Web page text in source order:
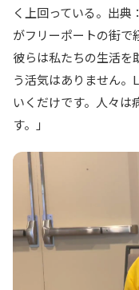
く上回っている。出典：
がフリーポートの街で
彼らは私たちの生活を
う活気はありません。
いくだけです。人々は
す。」